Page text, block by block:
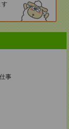
す
事